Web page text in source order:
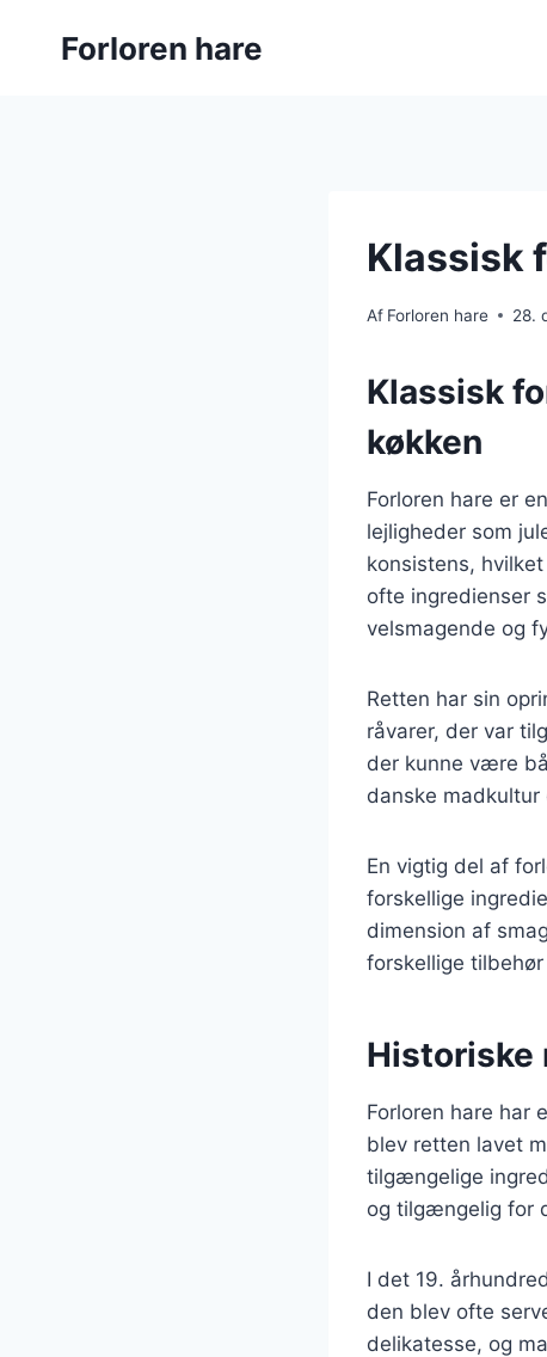
Forloren hare
Klassisk
Af Forloren hare 28.
Klassisk
køkken
Forloren hare er
lejligheder som
konsistens,
ofte ingredienser
velsmagende og
Retten har sin
råvarer, der var
der kunne være
danske madkultur
En vigtig del af
forskellige
dimension af
forskellige
Historiske
Forloren hare har
blev retten lavet
tilgængelige
og tilgængelig for
I det 19.
den blev ofte
delikatesse, og